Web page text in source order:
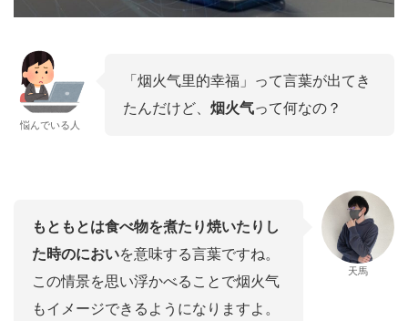
悩んでいる人
「烟火气里的幸福」って言葉が出てき
たんだけど、 烟火气って何なの？
もともとは食べ物を煮たり焼いたりし
た時のにおいを意味する言葉ですね。
この情景を思い浮かべることで烟火气
もイメージできるようになりますよ。
天馬